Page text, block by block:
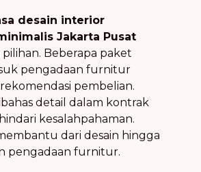
desain interior
Jakarta Pusat
Beberapa paket
pengadaan furnitur
pembelian.
detail dalam kontrak
kesalahpahaman.
dari desain hingga
pengadaan furnitur.